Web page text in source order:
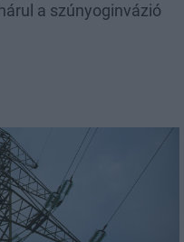
a szúnyoginvázió